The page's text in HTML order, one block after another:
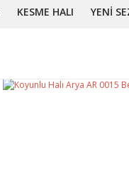
KESME HALI YENI